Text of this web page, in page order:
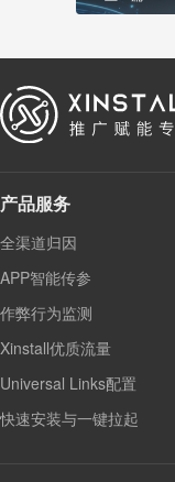
产品服务
全渠道归因
APP智能传参
作弊行为监测
Xinstall优质流量
Universal Links配置
快速安装与一键拉起